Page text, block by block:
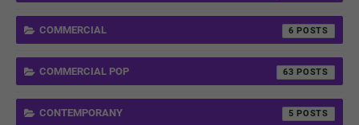
COMMERCIAL 6
COMMERCIAL POP 63
CONTEMPORANY 5